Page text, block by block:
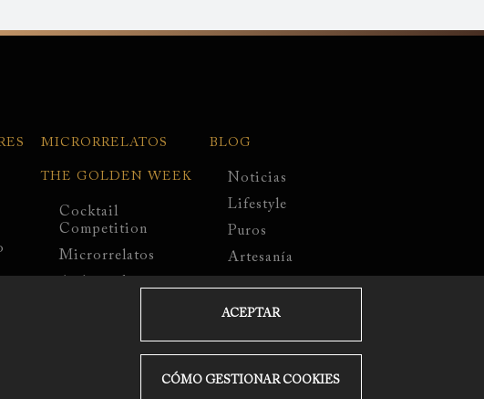
MICRORRELATOS
THE GOLDEN WEEK
Cocktail
Competition
Microrrelatos
BLOG
Noticias
Lifestyle
Puros
Artesanía
Cocktails
ACEPTAR
CÓMO GESTIONAR COOKIES